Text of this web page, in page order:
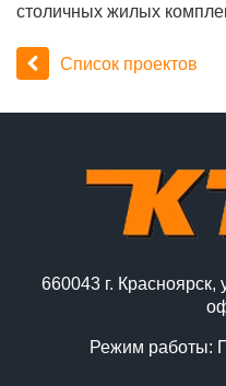
столичных жилых
Список проектов
660043 г.
Режим работы: